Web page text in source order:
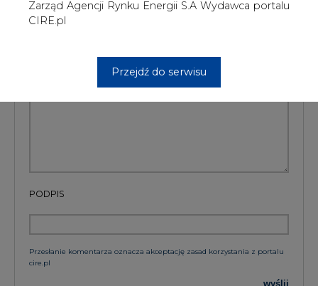
postaci newslettera pocztą elektroniczną od
Agencji Rynku Energii S.A z siedzibą w